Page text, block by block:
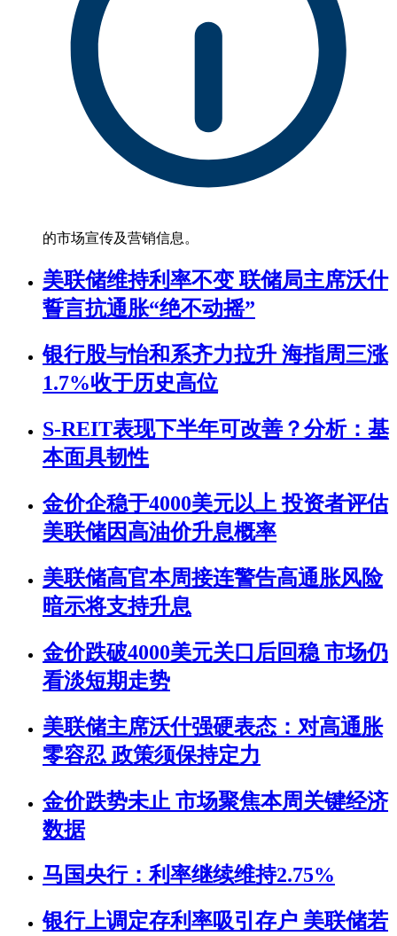
的市场宣传及营销信息。
美联储维持利率不变 联储局主席沃什
誓言抗通胀“绝不动摇”
银行股与怡和系齐力拉升 海指周三涨
1.7%收于历史高位
S-REIT表现下半年可改善？分析：基
本面具韧性
金价企稳于4000美元以上 投资者评估
美联储因高油价升息概率
美联储高官本周接连警告高通胀风险
暗示将支持升息
金价跌破4000美元关口后回稳 市场仍
看淡短期走势
美联储主席沃什强硬表态：对高通胀
零容忍 政策须保持定力
金价跌势未止 市场聚焦本周关键经济
数据
马国央行：利率继续维持2.75%
银行上调定存利率吸引存户 美联储若